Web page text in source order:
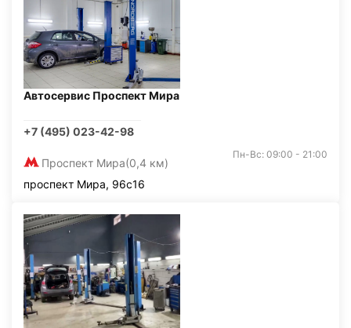
Автосервис Проспект Мира
+7 (495) 023-42-98
Проспект Мира(0,4 км)
Пн-Вс: 09:00 - 21:00
проспект Мира, 96с16